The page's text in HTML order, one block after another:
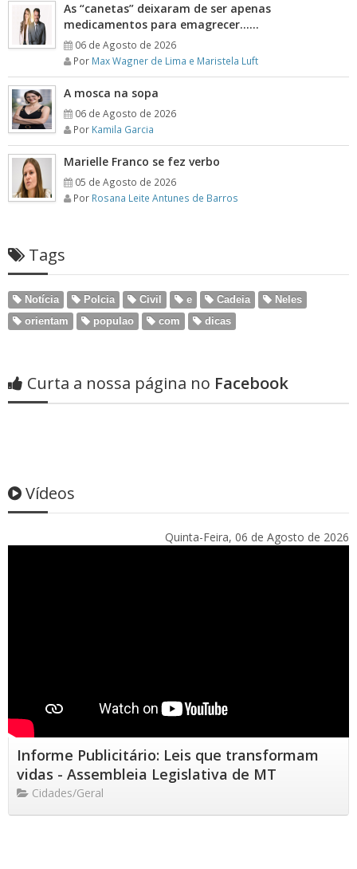
As “canetas” deixaram de ser apenas
medicamentos para emagrecer……
06 de Agosto de 2026
Por Max Wagner de Lima e Maristela Luft
A mosca na sopa
06 de Agosto de 2026
Por Kamila Garcia
Marielle Franco se fez verbo
05 de Agosto de 2026
Por Rosana Leite Antunes de Barros
Tags
Notícia Polcia Civil e Cadeia
Neles
orientam
populao com dicas
Curta a nossa página no Facebook
Vídeos
Quinta-Feira, 06 de Agosto de 2026
Informe Publicitário: Leis que transformam
vidas - Assembleia Legislativa de MT
Cidades/Geral